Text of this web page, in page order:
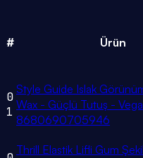
# Ürün
0
1
Style Guide Islak
Wax - Güçlü Tutuş -
8680690705946
Thrill Elastik Lifli Gum